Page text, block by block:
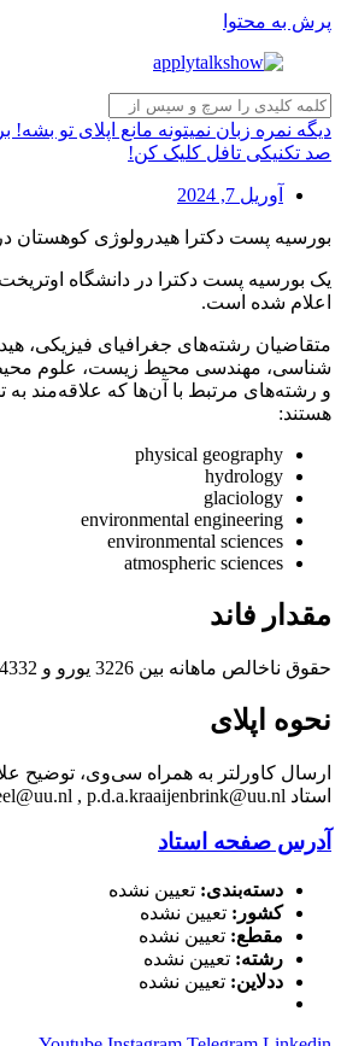
پرش به محتوا
دیگه نمره زبان نمیتونه مانع اپلای تو
صد تکنیکی تافل کلیک کن!
آوریل 7, 2024
بورسیه پست دکترا هیدرولوژی کوهستان
یک بورسیه پست دکترا در دانشگاه اوتریخت
اعلام شده است.
متقاضیان رشته‌های جغرافیای فیزیکی،
شناسی، مهندسی محیط زیست، علوم
و رشته‌های مرتبط با آن‌ها که علاقه‌مند به
هستند:
physical geography
hydrology
glaciology
environmental engineering
environmental sciences
atmospheric sciences
مقدار فاند
حقوق ناخالص ماهانه بین 3226 یورو و 4332 یورو
نحوه اپلای
ارسال کاورلتر به همراه سی‌وی، توضیح
استاد w.w.immerzeel@uu.nl , p.d.a.kraaijenbrink@uu.nl
آدرس صفحه استاد
دسته‌بندی: تعیین نشده
کشور: تعیین نشده
مقطع: تعیین نشده
رشته: تعیین نشده
ددلاین: تعیین نشده